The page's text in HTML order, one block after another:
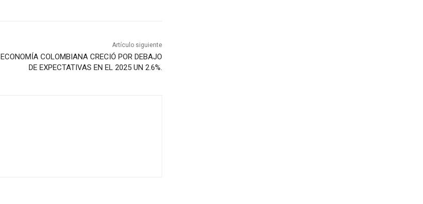
Artículo siguiente
ECONOMÍA COLOMBIANA CRECIÓ POR DEBAJO
DE EXPECTATIVAS EN EL 2025 UN 2.6%.